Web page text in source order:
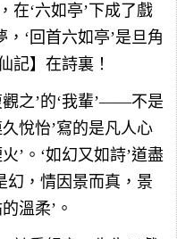
在‘六如亭’下成了戲
‘回首六如亭’是旦角
記】在詩裏！
之’的‘我輩’——不是
悅怡’寫的是凡人心
’。‘如幻又如詩’道盡
幻，情因景而真，景
溫柔’。